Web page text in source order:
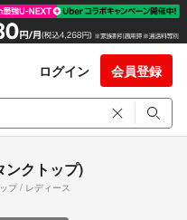
ログイン 会員登録
クトップ)
プ / レディース